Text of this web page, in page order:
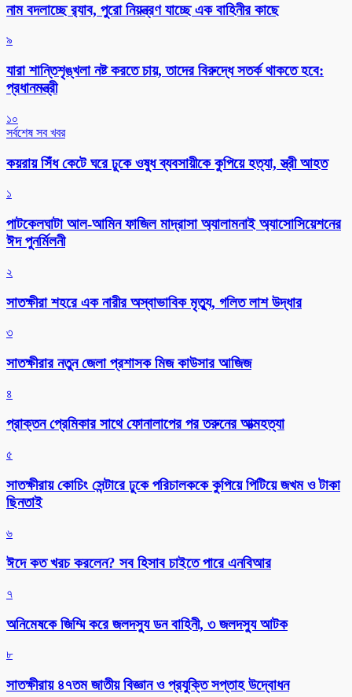
নাম বদলাচ্ছে র‌্যাব, পুরো নিয়ন্ত্রণ যাচ্ছে এক বাহিনীর কাছে
৯
যারা শান্তিশৃঙ্খলা নষ্ট করতে চায়, তাদের বিরুদ্ধে সতর্ক থাকতে হবে:
প্রধানমন্ত্রী
১০
সর্বশেষ সব খবর
কয়রায় সিঁধ কেটে ঘরে ঢুকে ওষুধ ব্যবসায়ীকে কুপিয়ে হত্যা, স্ত্রী আহত
১
পাটকেলঘাটা আল-আমিন ফাজিল মাদ্রাসা অ্যালামনাই অ্যাসোসিয়েশনের
ঈদ পুনর্মিলনী
২
সাতক্ষীরা শহরে এক নারীর অস্বাভাবিক মৃত্যু, গলিত লাশ উদ্ধার
৩
সাতক্ষীরার নতুন জেলা প্রশাসক মিজ কাউসার আজিজ
৪
প্রাক্তন প্রেমিকার সাথে ফোনালাপের পর তরুনের আত্মহত্যা
৫
সাতক্ষীরায় কোচিং সেন্টারে ঢুকে পরিচালককে কুপিয়ে পিটিয়ে জখম ও টাকা
ছিনতাই
৬
ঈদে কত খরচ করলেন? সব হিসাব চাইতে পারে এনবিআর
৭
অনিমেষকে জিম্মি করে জলদস্যু ডন বাহিনী, ৩ জলদস্যু আটক
৮
সাতক্ষীরায় ৪৭তম জাতীয় বিজ্ঞান ও প্রযুক্তি সপ্তাহ উদ্বোধন